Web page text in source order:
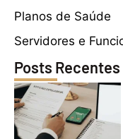
Planos de Saúde
Servidores e
Posts Recentes